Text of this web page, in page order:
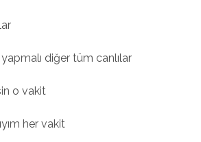
diğer tüm canlılar
o vakit
her vakit